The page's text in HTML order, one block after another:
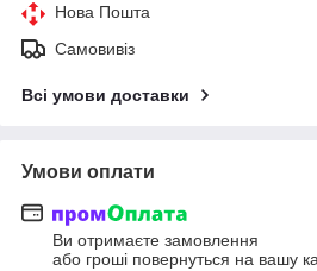
Нова Пошта
Самовивіз
Всі умови доставки
Умови оплати
Ви отримаєте замовлення
або гроші повернуться на вашу